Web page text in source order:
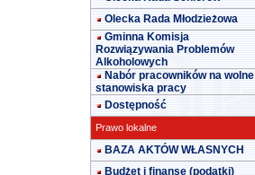
Olecka Rada Młodzieżowa
Gminna Komisja
Rozwiązywania Problemów
Alkoholowych
Nabór pracowników na wolne
stanowiska pracy
Dostępność
Prawo lokalne
BAZA AKTÓW WŁASNYCH
Budżet i finanse (podatki)